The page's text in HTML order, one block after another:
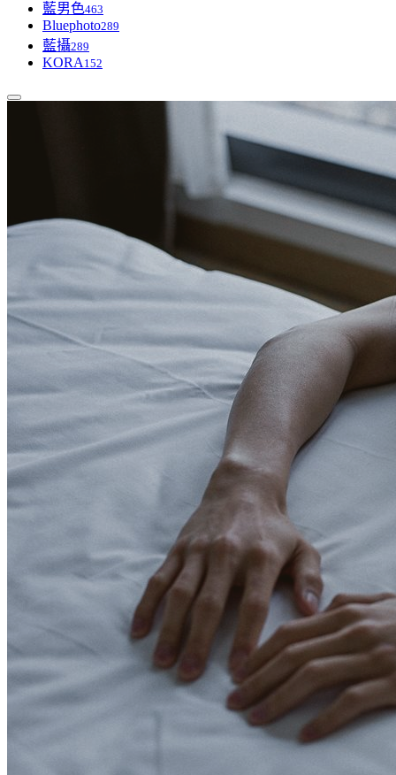
藍男色463
Bluephoto289
藍攝289
KORA 152